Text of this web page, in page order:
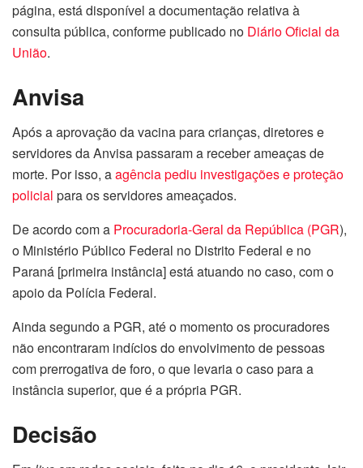
página, está disponível a documentação relativa à
consulta pública, conforme publicado no Diário Oficial da
União.
Anvisa
Após a aprovação da vacina para crianças, diretores e
servidores da Anvisa passaram a receber ameaças de
morte. Por isso, aagência pediu investigações e proteção
policial para os servidores ameaçados.
De acordo com a Procuradoria-Geral da República (PGR),
o Ministério Público Federal no Distrito Federal e no
Paraná [primeira instância] está atuando no caso, com o
apoio da Polícia Federal.
Ainda segundo a PGR, até o momento os procuradores
não encontraram indícios do envolvimento de pessoas
com prerrogativa de foro, o que levaria o caso para a
instância superior, que é a própria PGR.
Decisão